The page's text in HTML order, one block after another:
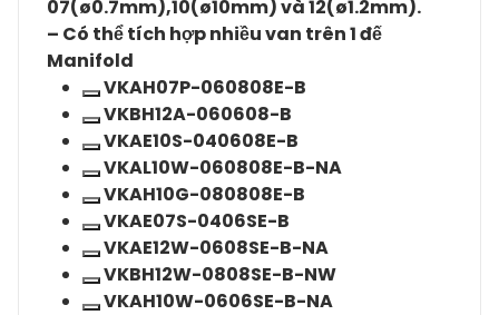
07(ø0.7mm),10(ø10mm) và 12(ø1.2mm).
– Có thể tích hợp nhiều van trên 1 đế
Manifold
Xoá
term:
VKAH07P-
060808E-
B
VKAH07P-060808E-B
Xoá
term:
VKBH12A-
060608-
B
VKBH12A-060608-B
Xoá
term:
VKAE10S-
040608E-
B
VKAE10S-040608E-B
Xoá
term:
VKAL10W-
060808E-
B-
VKAL10W-060808E-B-NA
Xoá
term:
VKAH10G-
080808E-
VKAH10G-080808E-B
Xoá
term:
VKAE07S-
VKAE07S-0406SE-B
Xoá
term:
VKAE12W-0608SE-B-NA
Xoá
VKBH12W-0808SE-B-NW
VKAH10W-0606SE-B-NA